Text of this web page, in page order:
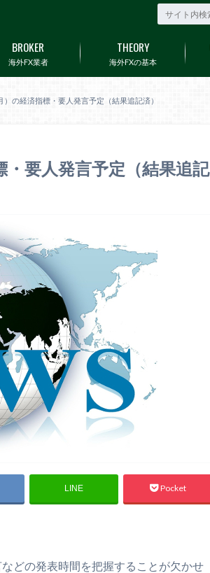
海外FX業者
BROKER
海外FXの基本
THEORY
）の経済指標・要人発言予定（結果追記済）
要人発言予定（結果追記
LINE Pocket
どの発表時間を把握することが欠かせ